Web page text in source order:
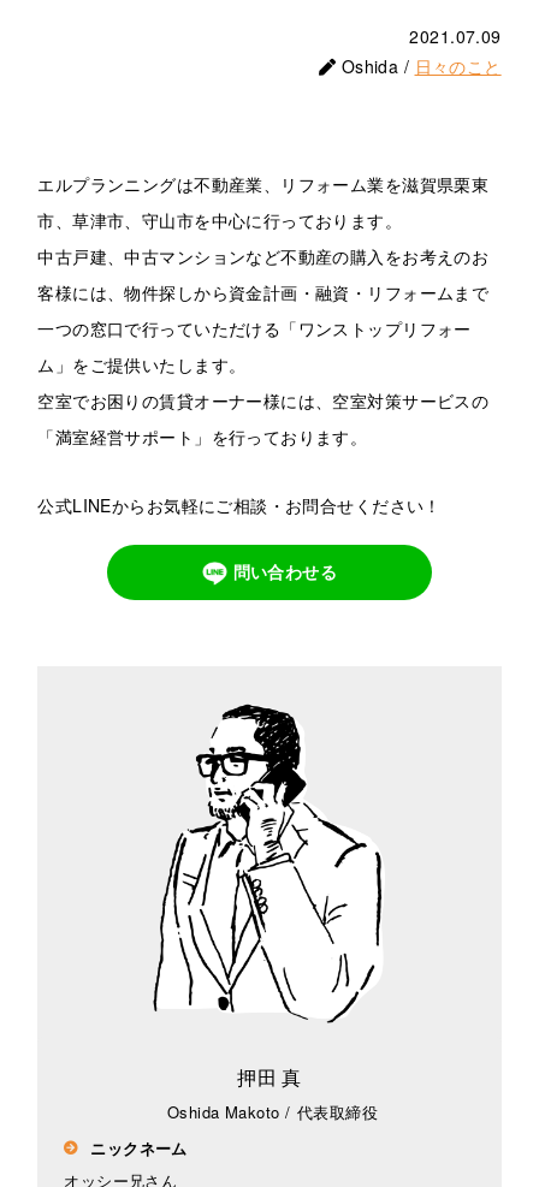
2021.07.09
Oshida / 日々のこと
エルプランニングは不動産業、リフォーム業を滋賀県栗東
市、草津市、守山市を中心に行っております。
中古戸建、中古マンションなど不動産の購入をお考えのお
客様には、物件探しから資金計画・融資・リフォームまで
一つの窓口で行っていただける「ワンストップリフォー
ム」をご提供いたします。
空室でお困りの賃貸オーナー様には、空室対策サービスの
「満室経営サポート」を行っております。
公式LINEからお気軽にご相談・お問合せください！
問い合わせる
押田 真
Oshida Makoto / 代表取締役
ニックネーム
オッシー兄さん